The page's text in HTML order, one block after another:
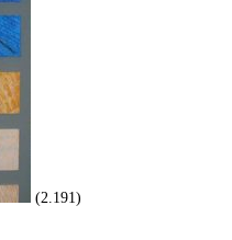
(2.191)